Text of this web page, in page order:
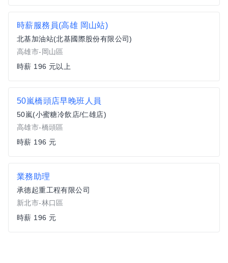
時薪服務員(高雄 岡山站)
北基加油站(北基國際股份有限公司)
高雄市-岡山區
時薪 196 元以上
50嵐橋頭店早晚班人員
50嵐(小蜜糖冷飲店/仁雄店)
高雄市-橋頭區
時薪 196 元
業務助理
承德起重工程有限公司
新北市-林口區
時薪 196 元